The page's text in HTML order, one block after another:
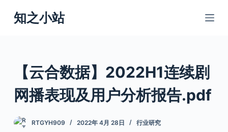
跳
过
知之小站
【云合数据】2022H1连续剧
网播表现及用户分析报告.pdf
RTGYH909 2022年 4月 28日 行业研究